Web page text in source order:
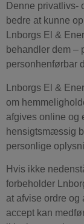
Denne privatlivs-
bedre at kunne
Lnborgs El &
behandler dem –
personhenførbar
Lnborgs El &
om
afgives online og
hensigtsmæssig
personlige
Hvis ikke
forbeholder
at afvise ordre og
accept kan